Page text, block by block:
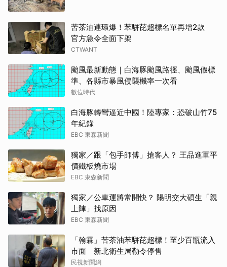
苦茶油連環爆！苯駢芘超標名單再增2款
官方急令全面下架
CTWANT
颱風最新動態｜白海豚颱風路徑、颱風假標
準、各縣市暴風侵襲機率一次看
數位時代
白海豚轉彎逼近中國！陸專家：恐破山竹75
年紀錄
EBC 東森新聞
獨家／跟「包手師傅」搶客人？ 王品進軍平
價鐵板燒市場
EBC 東森新聞
獨家／公車運將常開快？ 陽明交大碩生「親
上陣」找原因
EBC 東森新聞
「翰霖」苦茶油苯駢芘超標！至少百瓶流入
市面 新北衛生局勒令停售
民視新聞網